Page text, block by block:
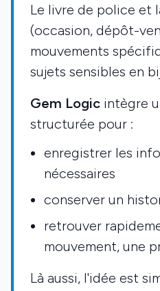
Le livre de police et
(occasion, dépôt-
mouvements
sujets sensibles en
Gem Logic intègre
structurée pour :
enregistrer les
nécessaires
conserver un
retrouver
mouvement, une
Là aussi, l'idée est